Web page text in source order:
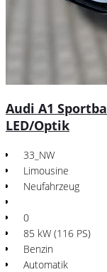
Audi A1
LED/Optik
33_NW
Limousine
Neufahrzeug
0
85 kW (116 PS)
Benzin
Automatik